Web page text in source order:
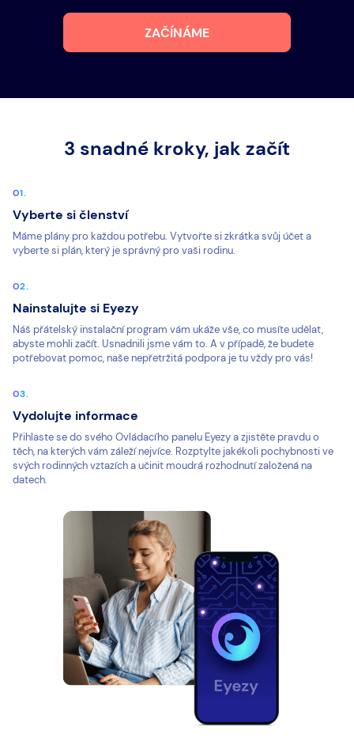
ZAČÍNÁME
3 snadné kroky, jak začít
Vyberte si členství
Máme plány pro každou potřebu. Vytvořte si zkrátka svůj účet a
vyberte si plán, který je správný pro vaši rodinu.
Nainstalujte si Eyezy
Náš přátelský instalační program vám ukáže vše, co musíte udělat,
abyste mohli začít. Usnadnili jsme vám to. A v případě, že budete
potřebovat pomoc, naše nepřetržitá podpora je tu vždy pro vás!
Vydolujte informace
Přihlaste se do svého Ovládacího panelu Eyezy a zjistěte pravdu o
těch, na kterých vám záleží nejvíce. Rozptylte jakékoli pochybnosti ve
svých rodinných vztazích a učinit moudrá rozhodnutí založená na
datech.